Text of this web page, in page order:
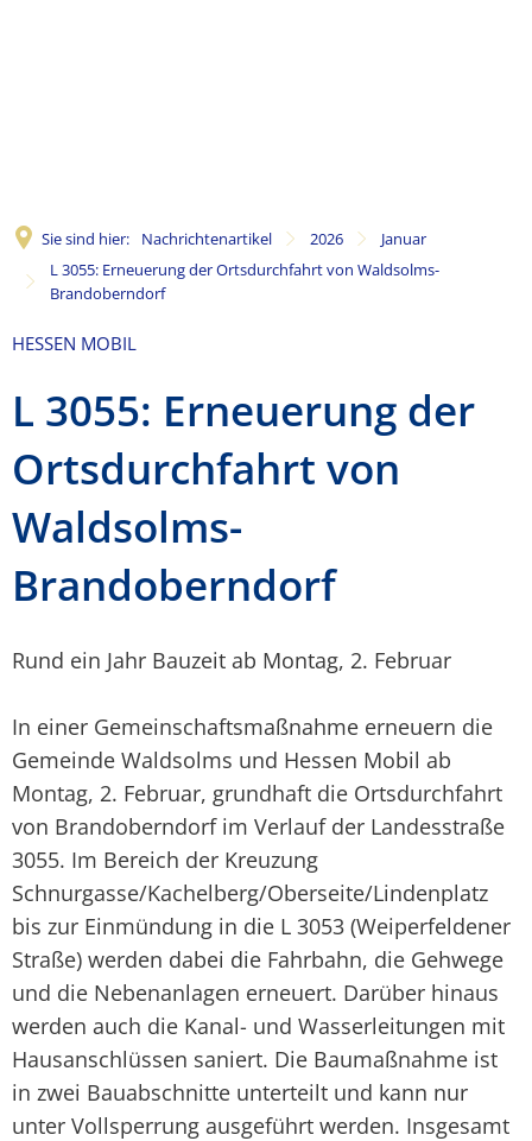
Sie sind hier: Nachrichtenartikel 2026
Januar
L 3055: Erneuerung der Ortsdurchfahrt von Waldsolms-
Brandoberndorf
HESSEN MOBIL
L 3055: Erneuerung der
Ortsdurchfahrt von
Waldsolms-
Brandoberndorf
Rund ein Jahr Bauzeit ab Montag, 2. Februar
In einer Gemeinschaftsmaßnahme erneuern die
Gemeinde Waldsolms und Hessen Mobil ab
Montag, 2. Februar, grundhaft die Ortsdurchfahrt
von Brandoberndorf im Verlauf der Landesstraße
3055. Im Bereich der Kreuzung
Schnurgasse/Kachelberg/Oberseite/Lindenplatz
bis zur Einmündung in die L 3053 (Weiperfeldener
Straße) werden dabei die Fahrbahn, die Gehwege
und die Nebenanlagen erneuert. Darüber hinaus
werden auch die Kanal- und Wasserleitungen mit
Hausanschlüssen saniert. Die Baumaßnahme ist
in zwei Bauabschnitte unterteilt und kann nur
unter Vollsperrung ausgeführt werden. Insgesamt